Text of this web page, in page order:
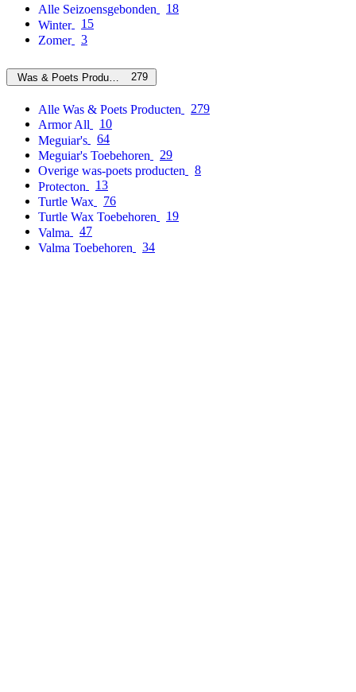
Alle Seizoensgebonden
18
Winter
15
Zomer
3
Was & Poets Producten 279
Alle Was & Poets Producten
279
Armor All
10
Meguiar's
64
Meguiar's Toebehoren
29
Overige was-poets producten
8
Protecton
13
Turtle Wax
76
Turtle Wax Toebehoren
19
Valma
47
Valma Toebehoren
34